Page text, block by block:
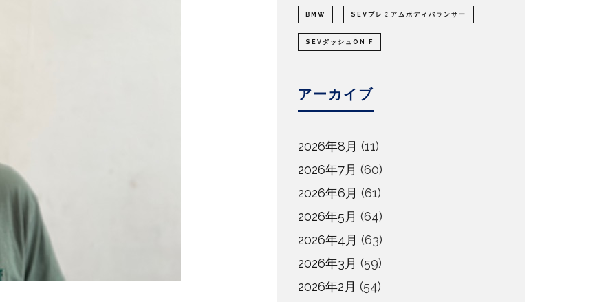
BMW SEVプレミアムボディバランサー
SEVダッシュON F
アーカイブ
2026年8月 (11)
2026年7月 (60)
2026年6月 (61)
2026年5月 (64)
2026年4月 (63)
2026年3月 (59)
2026年2月 (54)